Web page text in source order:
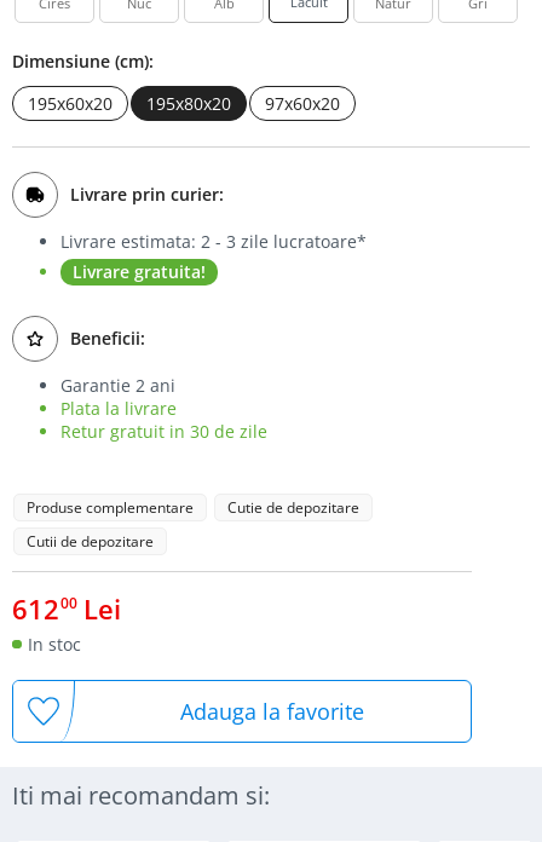
Dimensiune (cm):
195x60x20
195x80x20 97x60x20
Livrare prin curier:
Livrare estimata: 2 - 3 zile lucratoare*
Livrare gratuita!
Beneficii:
Garantie 2 ani
Plata la livrare
Retur gratuit in 30 de zile
Produse complementare
Cutie de depozitare
Cutii de depozitare
61200 Lei
In stoc
Adauga la favorite
Iti mai recomandam si:
Bufet
Biblioteca
Comode